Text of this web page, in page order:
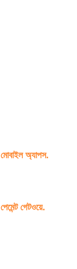
মোবাইল অ্যাপস.
পেমেন্ট গেটওয়ে.